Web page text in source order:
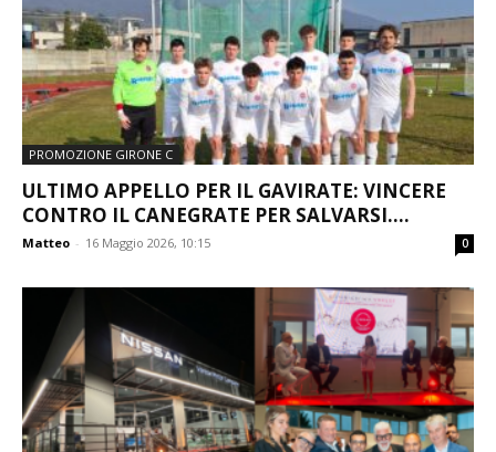
PROMOZIONE GIRONE C
ULTIMO APPELLO PER IL GAVIRATE: VINCERE
CONTRO IL CANEGRATE PER SALVARSI....
Matteo - 16 Maggio 2026, 10:15 0